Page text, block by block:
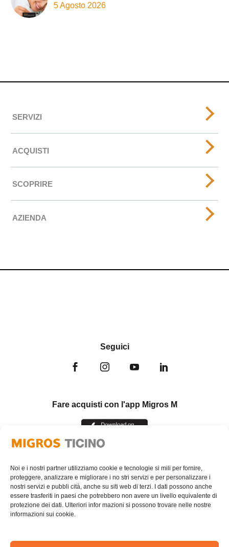
Noi e i nostri partner utilizziamo cookie e tecnologie si mili per fornire,
proteggere, analizzare e migliorare i no stri servizi e per personalizzare i
nostri servizi e pubbli cità, anche su siti web di terzi. I dati possono anche
essere trasferiti in paesi che potrebbero non avere un livello equivalente di
protezione dei dati. Ulteriori infor mazioni si possono trovare nelle nostre
informazioni sui cookie.
5 Agosto 2026
SERVIZI
ACQUISTI
SCOPRIRE
AZIENDA
Seguici
Fare acquisti con l'app Migros M